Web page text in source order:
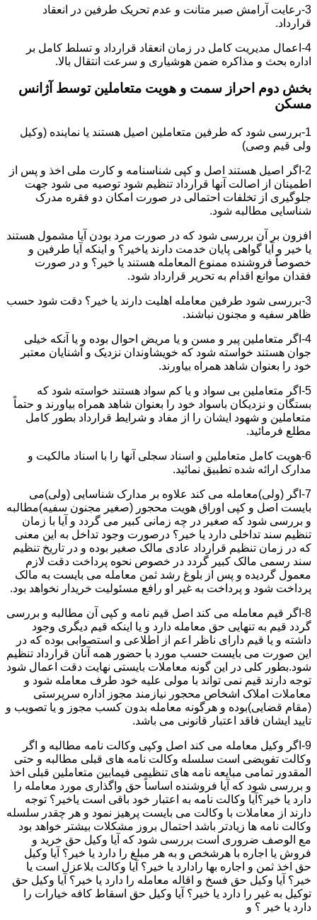
3-رعایت آرامش صبر متانت و عدم تحریک طرفین در انعقاد
قرارداد.
4-اعمال مدیریت کامل در زمان انعقاد قرارداد و تسلط کامل بر
اداره بحث و مذاکره ضمن هوشیاری و سرعت انتقال بالا.
بخش دوم احراز سمت و هویت متعاملین توسط آژانس
مسکن
1-بررسی شود که طرفین متعاملین اصیل هستند یا نماینده (وکیل
ولی قیم وصی)
2-اگر اصیل هستند اصل و کپی شناسنامه و کارت ملی اخذ و پس از
اطمینان از اصالت آنها قرارداد تنظیم شود توصیه می شود جهت
جلوگیری از تخلفات احتمالی در صورت امکان دو فقره مدرک
شناسایی مطالبه شود.
افزون بر آن بررسی شود که در صورت مرد بودن آیا مشمول هستند
یا خیر و آیا گواهی پایان خدمت دارند یاخیر؟ و اینکه آیا طرفین و
خصوصاً فروشنده ممنوع المعامله هستند یا خیر؟ و در صورت
فقدان موانع اقدام به تحریر قرارداد شود.
3-بررسی شود طرفین معامله اهلیت دارند یا خیر؟ دقت شود حسب
ظاهر سفیه و مجنون نباشند.
4-اگر متعاملین پیر و مسن و یا مریض احوال بوده و یا آنکه خیلی
جوان هستند خواسته شود که خویشاوندان نزدیک و آشنایان معتبر
خود را بعنوان شاهد همراه بیاورند.
5-اگر متعاملین بی سواد و یا کم سواد هستند خواسته شود که
بستگان و نزدیکان باسواد خود را بعنوان شاهد همراه بیاورند و حتماً
متعاملین و شهود ایشان را از مفاد و شرایط قرارداد بطور کامل
مطلع فرمائید.
6-هویت کامل متعاملین و اسناد سجلی آنها را با اسناد مالکیت و
مدارک ارائه شده تطبیق نمائید.
7-اگر (ولی)معامله می کند علاوه بر مدارک شناسایی (ولی)می
بایست اصل و کپی اوراق هویت محجور (صغیر مجنون سفیه)مطالبه
و بررسی شود که صغیر در چه زمانی کبیر می گردد و آیا با زمان
تنظیم سند تداخلی دارد یا خیر؟ درصورت وجود تداخل به این معنی
که در زمان تنظیم قرارداد عادی مالک صغیر بوده و در تاریخ تنظیم
سند رسمی مالک کبیر گردد در خصوص نحوه پرداخت دقت لازم
معمول گردیده و پس از بلوغ رشد ثمن معامله می بایست به مالک
پرداخت شود و پرداخت به غیر او رافع مسئولیت خریدار نخواهد بود.
8-اگر قیم معامله می کند اصل قیم نامه و کپی آن مطالبه و بررسی
گردد قیم به تنهایی حق معامله دارد و یا اینکه قیم دیگری وجود
داشته و یا قیم دارای ناظر اعم از اطلاعی و استصوابی بوده که در
این صورت می بایست حسب مورد با حضور همه آنان قرارداد تنظیم
شود.بطور کلی در این گونه معاملات بایستی نهایت دقت اعمال شود
توجه دارند قیم نمی تواند با مولی علیه خود طرف معامله شود و
معاملات املاک اشخاص محجور نیازمند مجوز اداره سرپرستی
(مقام قضایی)بوده و هرگونه معامله بدون کسب مجوز و یا تصویب و
تایید ایشان فاقد اعتبار قانونی می باشد.
9-اگر وکیل معامله می کند اصل وکپی وکالت نامه مطالبه و اگر
وکالت تفویضی است سلسله وکالت نامه های قبلی مطالبه و حتی
المقدور تمامی مبایعه نامه های تنظیمی فیمابین متعاملین قبلی اخذ
و بررسی شود که آیا فروشنده اساساً حق واگذاری مورد معامله را
دارد یا خیر؟آیا وکالت نامه به اعتبار خود باقی است یاخیر؟ توجه
دارند از معاملات با وکالت می بایست پرهیز نمود و هر چقدر سلسله
وکالت نامه ها زیادتر باشد احتمال بروز مشکلات بیشتر خواهد بود
مع الوصف ضروری است بررسی شود که آیا وکیل حق خرید و
فروش یا اجاره با هرشخص و به هر مبلغ را دارد یا خیر؟ آیا وکیل
حق اخذ ثمن و اجاره بها رادارد یا خیر؟ آیا وکالت بلاعزل است یا
خیر؟ آیا وکیل حق فسخ و اقاله معامله را دارد یا خیر؟ آیا وکیل حق
توکیل به غیر را دارد یا خیر؟ آیا وکیل حق اسقاط کافه خیارات را
دارد یا خیر ؟ و